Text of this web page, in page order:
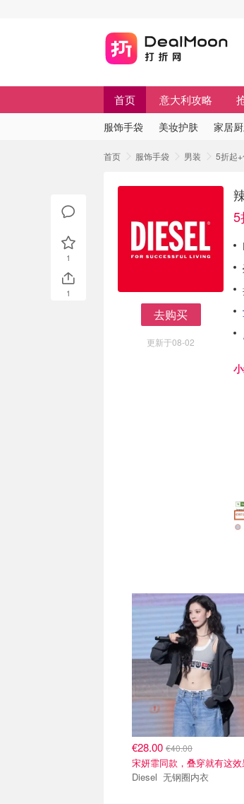
首页 意大利攻略
服饰手袋 美妆护肤 家居
首页 服饰手袋 男装 5折起
去购买
更新于08-02
5
€28.00 €40.00
宋妍霏同款，叠穿就有这
Diesel 无钢圈内衣
1
1